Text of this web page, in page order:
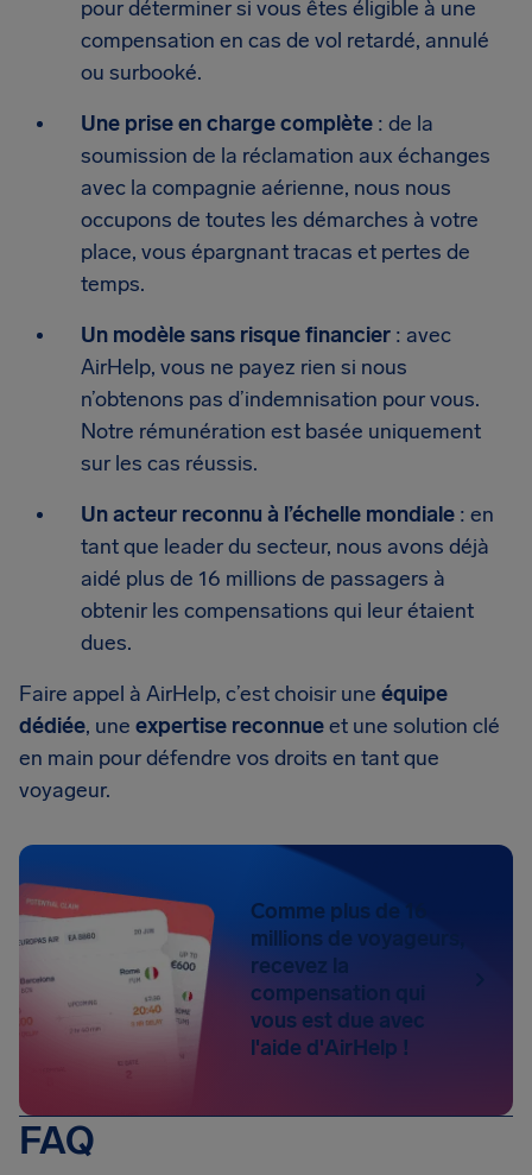
pour déterminer si vous êtes éligible à une
compensation en cas de vol retardé, annulé
ou surbooké.
Une prise en charge complète : de la
soumission de la réclamation aux échanges
avec la compagnie aérienne, nous nous
occupons de toutes les démarches à votre
place, vous épargnant tracas et pertes de
temps.
Un modèle sans risque financier : avec
AirHelp, vous ne payez rien si nous
n’obtenons pas d’indemnisation pour vous.
Notre rémunération est basée uniquement
sur les cas réussis.
Un acteur reconnu à l’échelle mondiale : en
tant que leader du secteur, nous avons déjà
aidé plus de 16 millions de passagers à
obtenir les compensations qui leur étaient
dues.
Faire appel à AirHelp, c’est choisir une équipe
dédiée, une expertise reconnueet une solution clé
en main pour défendre vos droits en tant que
voyageur.
Comme plus de 16
millions de voyageurs,
recevez la
compensation qui
vous est due avec
l'aide d'AirHelp !
FAQ